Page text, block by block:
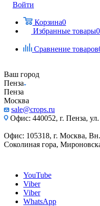
Войти
Корзина0
Избранные товары0
Сравнение товаров
Ваш город
Пенза
Пенза
Москва
sale@crops.ru
Офис: 440052, г. Пенза,
Офис: 105318, г. Москва,
Соколиная гора,
YouTube
Viber
Viber
WhatsApp